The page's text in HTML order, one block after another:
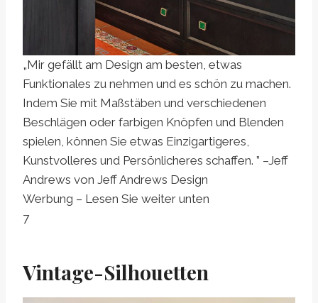
„Mir gefällt am Design am besten, etwas
Funktionales zu nehmen und es schön zu machen.
Indem Sie mit Maßstäben und verschiedenen
Beschlägen oder farbigen Knöpfen und Blenden
spielen, können Sie etwas Einzigartigeres,
Kunstvolleres und Persönlicheres schaffen. ” –Jeff
Andrews von Jeff Andrews Design
Werbung – Lesen Sie weiter unten
7
Vintage-Silhouetten